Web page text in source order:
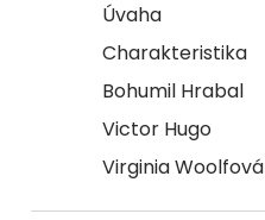
Úvaha
Charakteristika
Bohumil Hrabal
Victor Hugo
Virginia Woolfová